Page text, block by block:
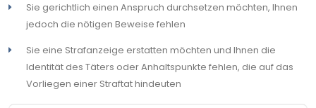
Sie gerichtlich einen Anspruch durchsetzen möchten, Ihnen
jedoch die nötigen Beweise fehlen
Sie eine Strafanzeige erstatten möchten und Ihnen die
Identität des Täters oder Anhaltspunkte fehlen, die auf das
Vorliegen einer Straftat hindeuten